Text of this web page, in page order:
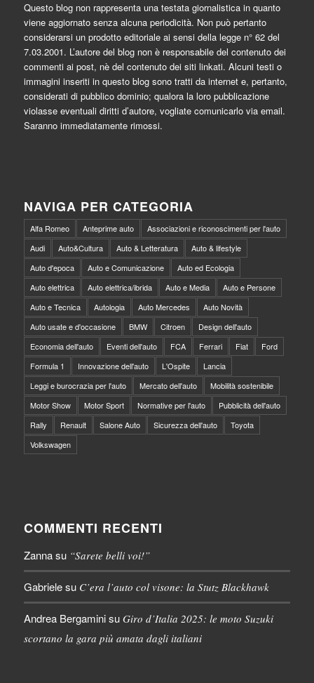
Questo blog non rappresenta una testata giornalistica in quanto
viene aggiornato senza alcuna periodicità. Non può pertanto
considerarsi un prodotto editoriale ai sensi della legge n° 62 del
7.03.2001. L’autore del blog non è responsabile del contenuto dei
commenti ai post, nè del contenuto dei siti linkati. Alcuni testi o
immagini inseriti in questo blog sono tratti da internet e, pertanto,
considerati di pubblico dominio; qualora la loro pubblicazione
violasse eventuali diritti d’autore, vogliate comunicarlo via email.
Saranno immediatamente rimossi.
NAVIGA PER CATEGORIA
Alfa Romeo Anteprime auto
Associazioni e riconoscimenti per l'auto
Audi
Auto&Cultura Auto & Letteratura
Auto & lifestyle
Auto d'epoca
Auto e Comunicazione
Auto ed Ecologia
Auto elettrica
Auto elettrica/ibrida Auto e Media
Auto e Persone
Auto e Tecnica
Autologia Auto Mercedes
Auto Novità
Auto usate e d'occasione
BMW Citroen
Design dell'auto
Economia dell'auto
Eventi dell'auto FCA Ferrari Fiat
Ford
Formula 1
Innovazione dell'auto L'Ospite
Lancia
Leggi e burocrazia per l'auto
Mercato dell'auto
Mobilità sostenibile
Motor Show
Motor Sport Normative per l'auto
Pubblicità dell'auto
Rally
Renault Salone Auto Sicurezza dell'auto
Toyota
Volkswagen
COMMENTI RECENTI
Zannasu “Sarete belli voi!”
Gabrielesu C’era l’auto col visone: la Stutz Blackhawk
Andrea Bergaminisu Giro d’Italia 2025: le moto Suzuki
scortano la gara più amata dagli italiani